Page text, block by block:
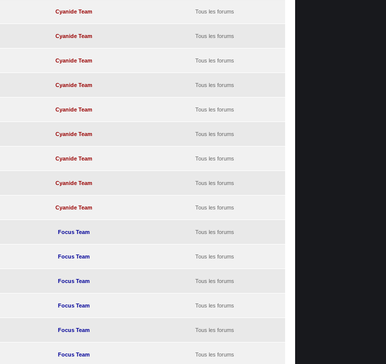
Cyanide Team Tous les forums
Cyanide Team Tous les forums
Cyanide Team Tous les forums
Cyanide Team Tous les forums
Cyanide Team Tous les forums
Cyanide Team Tous les forums
Cyanide Team Tous les forums
Cyanide Team Tous les forums
Cyanide Team Tous les forums
Focus Team Tous les forums
Focus Team Tous les forums
Focus Team Tous les forums
Focus Team Tous les forums
Focus Team Tous les forums
Focus Team Tous les forums